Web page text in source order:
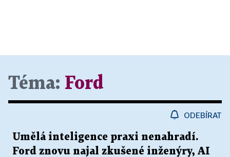
Téma: Ford
ODEBÍRAT
Umělá inteligence praxi nenahradí.
Ford znovu najal zkušené inženýry, AI